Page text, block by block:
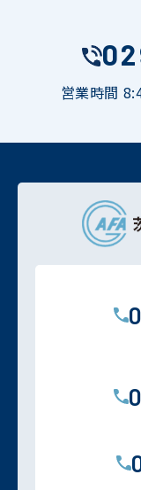
営業時間